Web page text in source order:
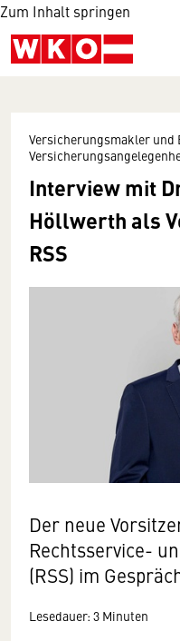
Zum Inhalt springen
Versicherungsmakler und
Interview mit
Höllwerth als
RSS
Der neue
Rechtsservice-
(RSS) im
Lesedauer: 3 Minuten